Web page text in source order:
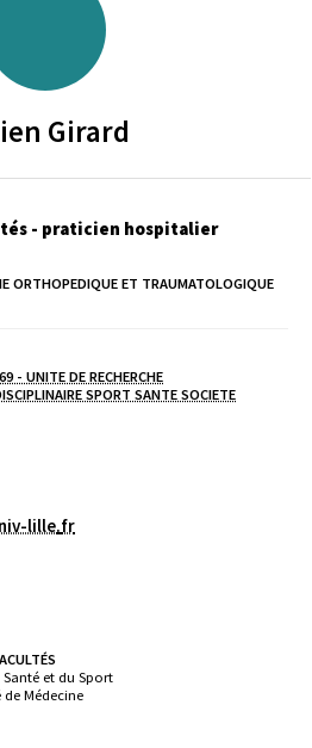
Girard
- praticien hospitalier
ORTHOPEDIQUE ET TRAUMATOLOGIQUE
- UNITE DE RECHERCHE
SPORT SANTE SOCIETE
lille.fr
Santé et du Sport
de Médecine